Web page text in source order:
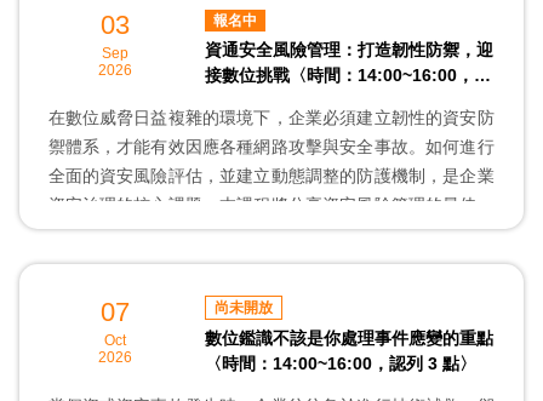
03
Sep
2026
報名中
資通安全風險管理：打造韌性防禦，迎
接數位挑戰〈時間：14:00~16:00，認
在數位威脅日益複雜的環境下，企業必須建立韌性的資安防
禦體系，才能有效因應各種網路攻擊與安全事故。如何進行
全面的資安風險評估，並建立動態調整的防護機制，是企業
資安治理的核心課題。本課程將分享資安風險管理的最佳實
務與韌性防禦策略。
本講座特邀金鈴投資控股資安長暨黑貓資訊網總經理 游政
考資安風險管理與實務上可行之做法。
07
Oct
2026
尚未開放
數位鑑識不該是你處理事件應變的重點
〈時間：14:00~16:00，認列 3 點〉